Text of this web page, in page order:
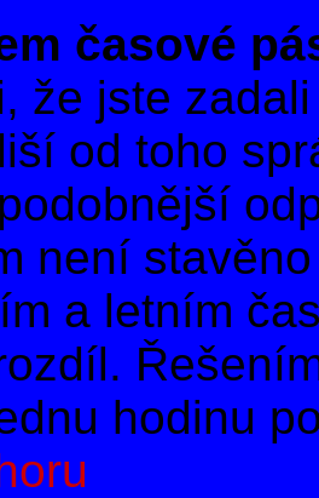
časové
že jste
od toho
není
a letním
hodinu